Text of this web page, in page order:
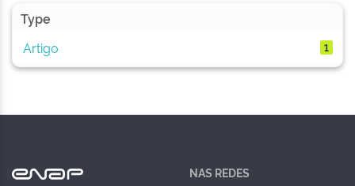
Type
Artigo
1
NAS REDES